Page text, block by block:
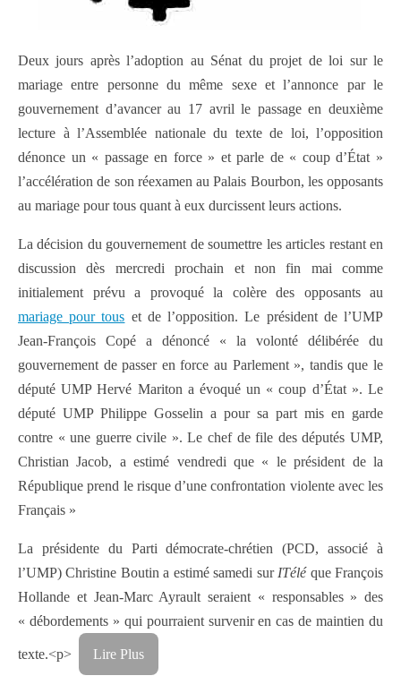
Deux jours après l’adoption au Sénat du projet de loi sur le
mariage entre personne du même sexe et l’annonce par le
gouvernement d’avancer au 17 avril le passage en deuxième
lecture à l’Assemblée nationale du texte de loi, l’opposition
dénonce un « passage en force » et parle de « coup d’État »
l’accélération de son réexamen au Palais Bourbon, les opposants
au mariage pour tous quant à eux durcissent leurs actions.
La décision du gouvernement de soumettre les articles restant en
discussion dès mercredi prochain et non fin mai comme
initialement prévu a provoqué la colère des opposants au
mariage pour tous et de l’opposition. Le président de l’UMP
Jean-François Copé a dénoncé « la volonté délibérée du
gouvernement de passer en force au Parlement », tandis que le
député UMP Hervé Mariton a évoqué un « coup d’État ». Le
député UMP Philippe Gosselin a pour sa part mis en garde
contre « une guerre civile ». Le chef de file des députés UMP,
Christian Jacob, a estimé vendredi que « le président de la
République prend le risque d’une confrontation violente avec les
Français »
La présidente du Parti démocrate-chrétien (PCD, associé à
l’UMP) Christine Boutin a estimé samedi sur ITélé que François
Hollande et Jean-Marc Ayrault seraient « responsables » des
« débordements » qui pourraient survenir en cas de maintien du
texte.<p> Lire Plus